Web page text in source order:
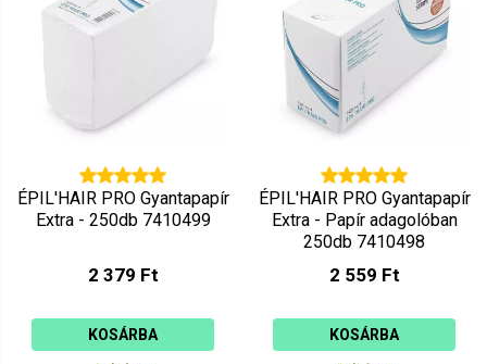
ÉPIL'HAIR PRO Gyantapapír
Extra - 250db 7410499
2 379 Ft
KOSÁRBA
ÉPIL'HAIR PRO Gyantapapír
Extra - Papír adagolóban
250db 7410498
2 559 Ft
KOSÁRBA